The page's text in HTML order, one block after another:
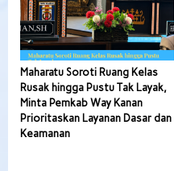
Maharatu Soroti Ruang Kelas
Rusak hingga Pustu Tak Layak,
Minta Pemkab Way Kanan
Prioritaskan Layanan Dasar dan
Keamanan